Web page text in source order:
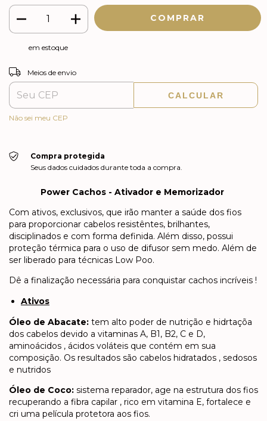
em estoque
Entregas para o CEP:
Meios de envio
CALCULAR
Não sei meu CEP
Compra protegida
Seus dados cuidados durante toda a compra.
Power Cachos - Ativador e Memorizador
Com ativos, exclusivos, que irão manter a saúde dos fios
para proporcionar cabelos resistêntes, brilhantes,
disciplinados e com forma definida. Além disso, possui
proteção térmica para o uso de difusor sem medo. Além de
ser liberado para técnicas Low Poo.
Dê a finalização necessária para conquistar cachos incríveis !
Ativos
Óleo de Abacate: tem alto poder de nutrição e hidrtaçõa
dos cabelos devido a vitaminas A, B1, B2, C e D,
aminoácidos , ácidos voláteis que contém em sua
composição. Os resultados são cabelos hidratados , sedosos
e nutridos
Óleo de Coco: sistema reparador, age na estrutura dos fios
recuperando a fibra capilar , rico em vitamina E, fortalece e
cri uma película protetora aos fios.